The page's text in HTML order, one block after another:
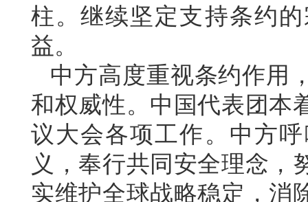
柱。继续坚定支持条约
益。
中方高度重视条约作用
和权威性。中国代表团本
议大会各项工作。中方
义，奉行共同安全理念，
实维护全球战略稳定，消